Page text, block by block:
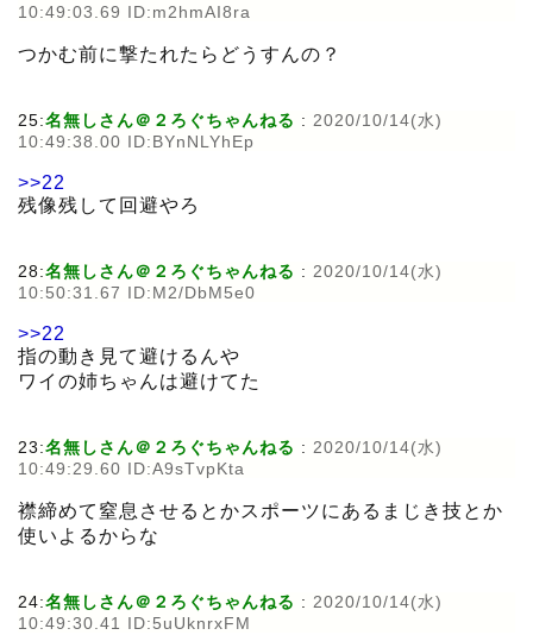
10:49:03.69 ID:m2hmAI8ra
つかむ前に撃たれたらどうすんの？
25:名無しさん＠２ろぐちゃんねる : 2020/10/14(水)
10:49:38.00 ID:BYnNLYhEp
>>22
残像残して回避やろ
28:名無しさん＠２ろぐちゃんねる : 2020/10/14(水)
10:50:31.67 ID:M2/DbM5e0
>>22
指の動き見て避けるんや
ワイの姉ちゃんは避けてた
23:名無しさん＠２ろぐちゃんねる : 2020/10/14(水)
10:49:29.60 ID:A9sTvpKta
襟締めて窒息させるとかスポーツにあるまじき技とか
使いよるからな
24:名無しさん＠２ろぐちゃんねる : 2020/10/14(水)
10:49:30.41 ID:5uUknrxFM